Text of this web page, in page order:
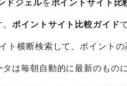
ドジェルをポイントサイト比
ポイントサイト比較ガイド